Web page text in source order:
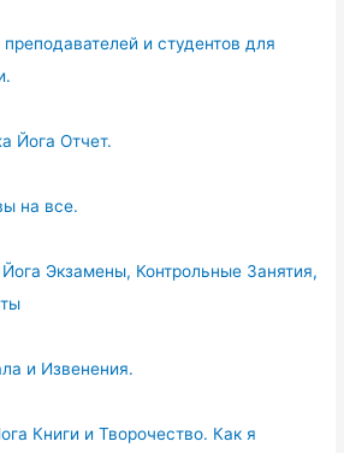
и студентов для
Йога Отчет.
на все.
Экзамены, Контрольные Занятия,
и Извенения.
Книги и Творочество. Как я